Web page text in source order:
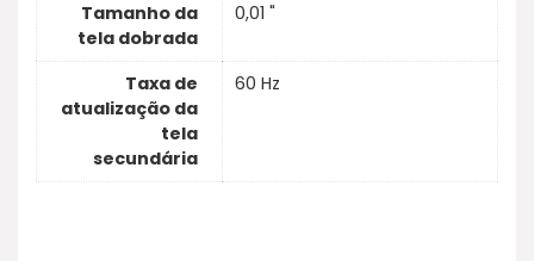
Tamanho da
tela dobrada
0,01 "
Taxa de
atualização da
tela
secundária
60 Hz